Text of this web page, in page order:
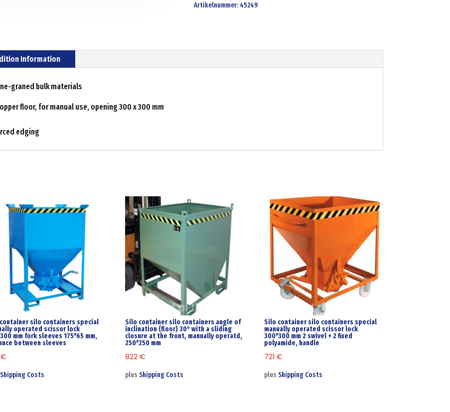
Artikelnummer: 45249
Information
graned bulk materials
floor, for manual use, opening 300 x 300 mm
edging
silo containers special
operated scissor lock
mm fork sleeves 175*65 mm,
between sleeves
€
Shipping Costs
Silo container silo containers angle of
inclination (floor) 30° with a sliding
closure at the front, manually operatd,
250*250 mm
822€
plusShipping Costs
Silo container silo containers special
manually operated scissor lock
300*300 mm 2 swivel + 2 fixed
polyamide, handle
721€
plusShipping Costs